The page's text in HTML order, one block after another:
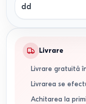
dd
Livrare
Livrare gratuită
Livrarea se
Achitarea la